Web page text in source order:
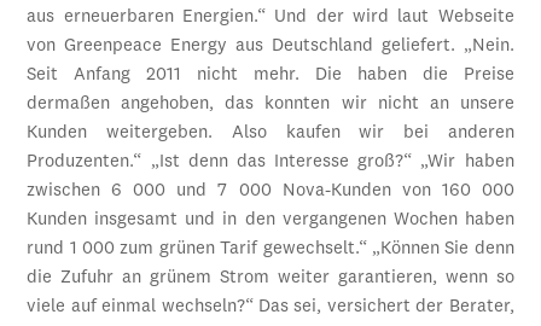
aus erneuerbaren Energien.“ Und der wird laut Webseite
von Greenpeace Energy aus Deutschland geliefert. „Nein.
Seit Anfang 2011 nicht mehr. Die haben die Preise
dermaßen angehoben, das konnten wir nicht an unsere
Kunden weitergeben. Also kaufen wir bei anderen
Produzenten.“ „Ist denn das Interesse groß?“ „Wir haben
zwischen 6 000 und 7 000 Nova-Kunden von 160 000
Kunden insgesamt und in den vergangenen Wochen haben
rund 1 000 zum grünen Tarif gewechselt.“ „Können Sie denn
die Zufuhr an grünem Strom weiter garantieren, wenn so
viele auf einmal wechseln?“ Das sei, versichert der Berater,